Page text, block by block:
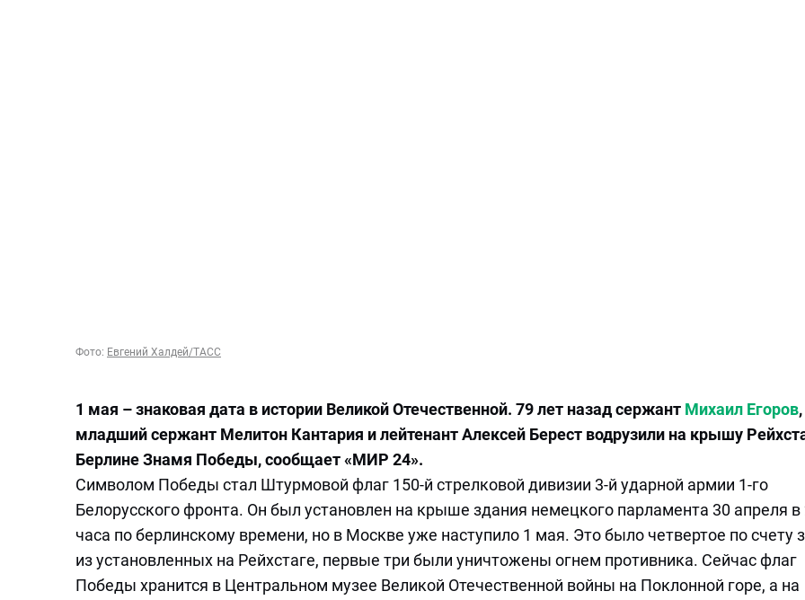
Фото: Евгений Халдей/ТАСС
1 мая – знаковая дата в истории Великой Отечественной. 79 лет назад сержант Михаил Егоров,
младший сержант Мелитон Кантария и лейтенант Алексей Берест водрузили на крышу
Берлине Знамя Победы, сообщает «МИР 24».
Символом Победы стал Штурмовой флаг 150-й стрелковой дивизии 3-й ударной армии 1-го
Белорусского фронта. Он был установлен на крыше здания немецкого парламента 30 апреля в
часа по берлинскому времени, но в Москве уже наступило 1 мая. Это было четвертое по счету
из установленных на Рейхстаге, первые три были уничтожены огнем противника. Сейчас флаг
Победы хранится в Центральном музее Великой Отечественной войны на Поклонной горе, а на